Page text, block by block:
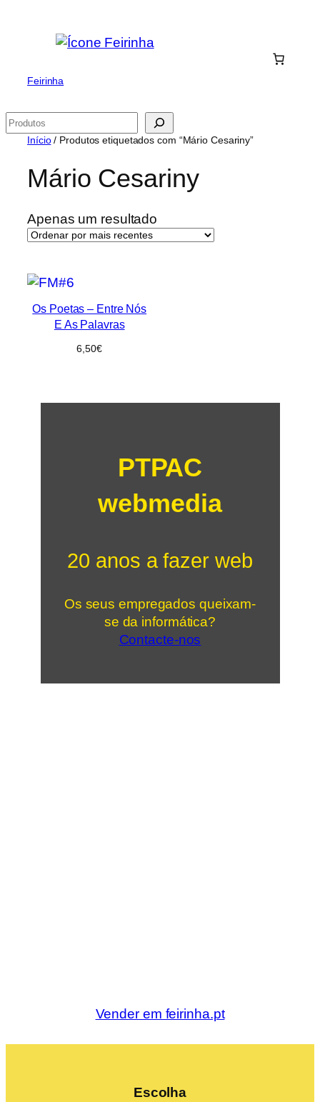
Feirinha
Pesquisar
Início/ Produtos etiquetados com “Mário Cesariny”
Mário Cesariny
Apenas um resultado
Os Poetas ‎– Entre Nós
E As Palavras
6,50€
PTPAC
webmedia
20 anos a fazer web
Os seus empregados queixam-
se da informática?
Contacte-nos
Vender em feirinha.pt
Escolha